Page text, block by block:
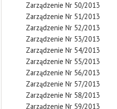
Zarządzenie Nr 50/2013
Zarządzenie Nr 51/2013
Zarządzenie Nr 52/2013
Zarządzenie Nr 53/2013
Zarządzenie Nr 54/2013
Zarządzenie Nr 55/2013
Zarządzenie Nr 56/2013
Zarządzenie Nr 57/2013
Zarządzenie Nr 58/2013
Zarządzenie Nr 59/2013